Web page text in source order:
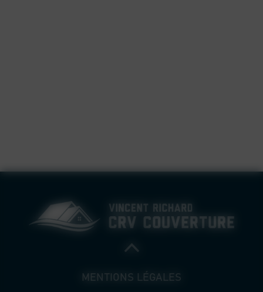
MENTIONS LÉGALES